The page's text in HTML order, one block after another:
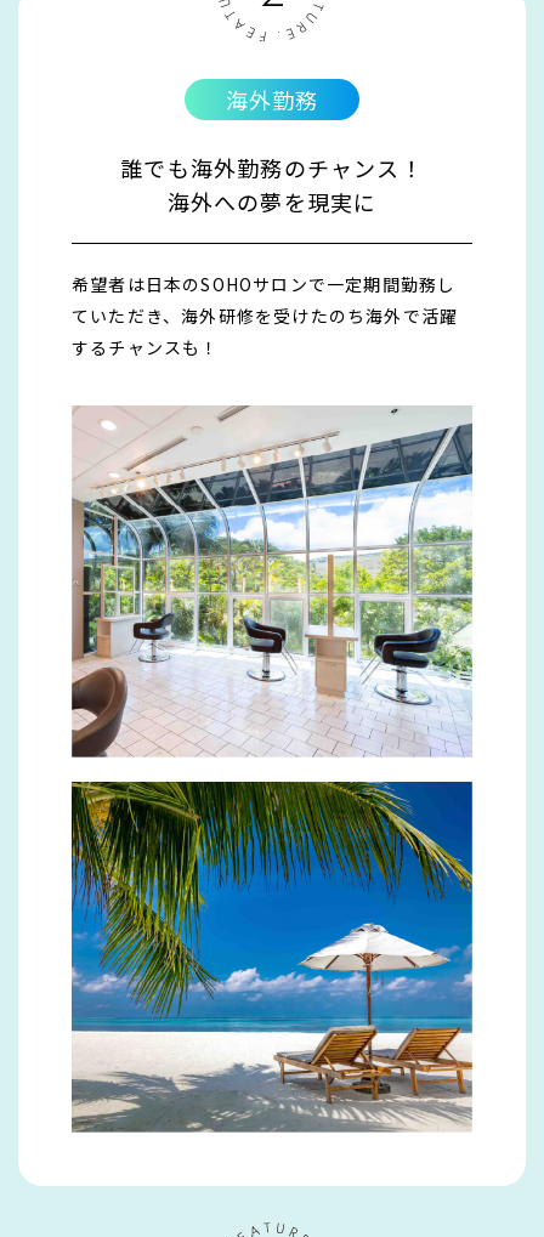
海外勤務
誰でも海外勤務のチャンス！
海外への夢を現実に
希望者は⽇本のSOHOサロンで⼀定期間勤務し
ていただき、海外研修を受けたのち海外で活躍
するチャンスも！